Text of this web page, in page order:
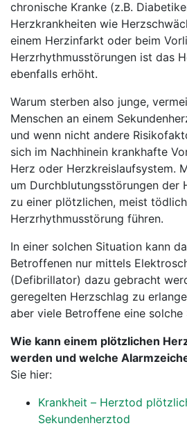
chronische Kranke (z.B.
Herzkrankheiten wie
einem Herzinfarkt oder beim
Herzrhythmusstörungen ist das
ebenfalls erhöht.
Warum sterben also junge,
Menschen an einem
und wenn nicht andere
sich im Nachhinein krankhafte
Herz oder Herzkreislaufsystem.
um Durchblutungsstörungen der
zu einer plötzlichen, meist
Herzrhythmusstörung führen.
In einer solchen Situation kann
Betroffenen nur mittels
(Defibrillator) dazu gebracht
geregelten Herzschlag zu
aber viele Betroffene eine solche
Wie kann einem plötzlichen
werden und welche
Sie hier:
Krankheit – Herztod
Sekundenherztod